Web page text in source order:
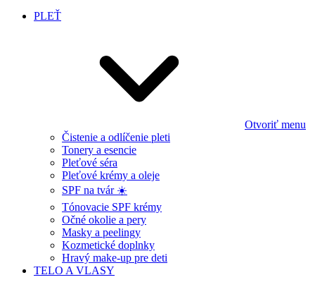
PLEŤ
Otvoriť menu
Čistenie a odlíčenie pleti
Tonery a esencie
Pleťové séra
Pleťové krémy a oleje
SPF na tvár ☀️
Tónovacie SPF krémy
Očné okolie a pery
Masky a peelingy
Kozmetické doplnky
Hravý make-up pre deti
TELO A VLASY